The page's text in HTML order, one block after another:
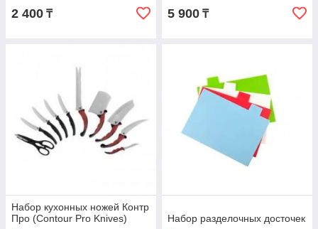
2 400 ₸ 5 900 ₸
Набор кухонных ножей Контр
Про (Contour Pro Knives)
Набор разделочных досточек